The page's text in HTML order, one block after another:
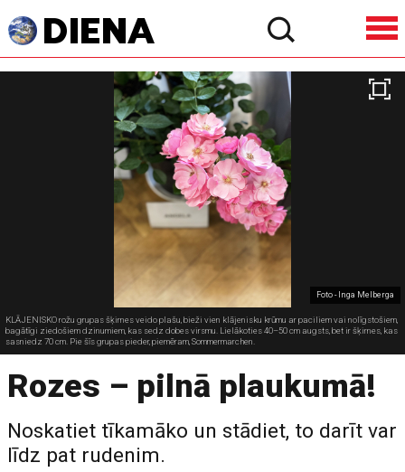
Foto - Inga Melberga
KLĀJENISKO rožu grupas šķirnes veido plašu, bieži vien klājenisku krūmu ar paciliem vai nolīgstošiem,
bagātīgi ziedošiem dzinumiem, kas sedz dobes virsmu. Lielākoties 40–50 cm augsts, bet ir šķirnes, kas
sasniedz 70 cm. Pie šīs grupas pieder, piemēram, Sommermarchen.
Rozes – pilnā plaukumā!
Noskatiet tīkamāko un stādiet, to darīt var
līdz pat rudenim.